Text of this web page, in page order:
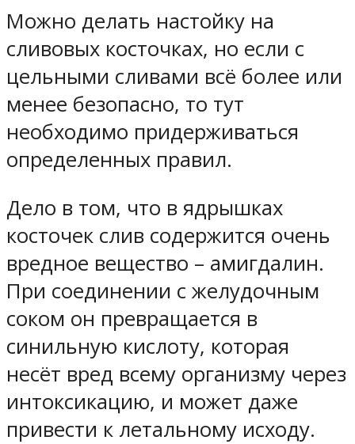
Можно делать настойку на
сливовых косточках, но если с
цельными сливами всё более или
менее безопасно, то тут
необходимо придерживаться
определенных правил.
Дело в том, что в ядрышках
косточек слив содержится очень
вредное вещество – амигдалин.
При соединении с желудочным
соком он превращается в
синильную кислоту, которая
несёт вред всему организму через
интоксикацию, и может даже
привести к летальному исходу.